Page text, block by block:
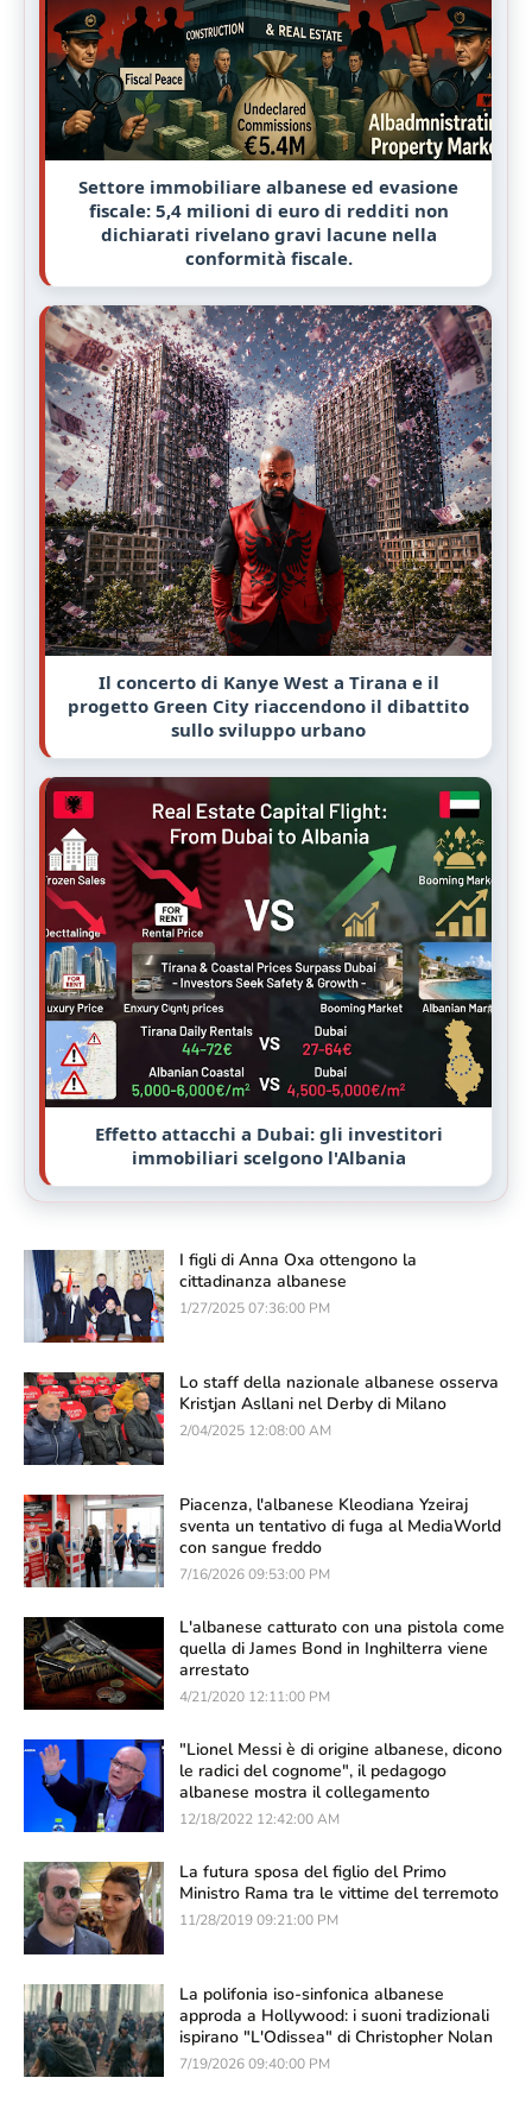
Settore immobiliare albanese ed evasione
fiscale: 5,4 milioni di euro di redditi non
dichiarati rivelano gravi lacune nella
conformità fiscale.
Il concerto di Kanye West a Tirana e il
progetto Green City riaccendono il dibattito
sullo sviluppo urbano
Effetto attacchi a Dubai: gli investitori
immobiliari scelgono l'Albania
I figli di Anna Oxa ottengono la
cittadinanza albanese
1/27/2025 07:36:00 PM
Lo staff della nazionale albanese osserva
Kristjan Asllani nel Derby di Milano
2/04/2025 12:08:00 AM
Piacenza, l'albanese Kleodiana Yzeiraj
sventa un tentativo di fuga al MediaWorld
con sangue freddo
7/16/2026 09:53:00 PM
L'albanese catturato con una pistola come
quella di James Bond in Inghilterra viene
arrestato
4/21/2020 12:11:00 PM
"Lionel Messi è di origine albanese, dicono
le radici del cognome", il pedagogo
albanese mostra il collegamento
12/18/2022 12:42:00 AM
La futura sposa del figlio del Primo
Ministro Rama tra le vittime del terremoto
11/28/2019 09:21:00 PM
La polifonia iso-sinfonica albanese
approda a Hollywood: i suoni tradizionali
ispirano "L'Odissea" di Christopher Nolan
7/19/2026 09:40:00 PM